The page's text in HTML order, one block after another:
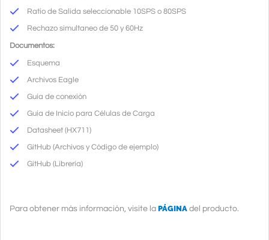
Ratio de Salida seleccionable 10SPS o 80SPS
Rechazo simultaneo de 50 y 60Hz
Documentos:
Esquema
Archivos Eagle
Guía de conexión
Guía de Inicio para Células de Carga
Datasheet (HX711)
GitHub (Archivos y Código de ejemplo)
GitHub (Librería)
Para obtener más información, visite la PÁGINA del producto.